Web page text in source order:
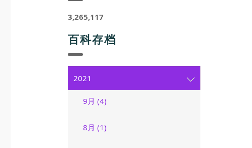
3,265,117
百科存档
2021
9月 (4)
8月 (1)